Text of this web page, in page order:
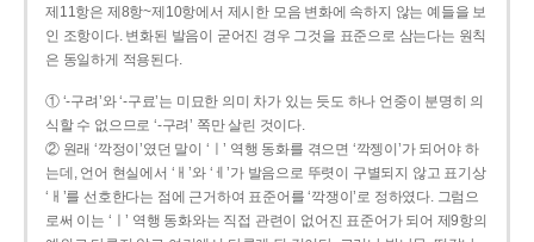
제11항은 제8항~제10항에서 제시한 모음 변화에 속하지 않는 예들을 보
인 조항이다. 변화된 발음이 굳어진 경우 그것을 표준으로 삼는다는 원칙
은 동일하게 적용된다.
① ‘-구려’와 ‘-구료’는 미묘한 의미 차가 있는 듯도 하나 언중이 분명히 의
식할 수 없으므로 ‘-구려’ 쪽만 살린 것이다.
② 원래 ‘깍정이’였던 말이 ‘ㅣ’ 역행 동화를 겪으면 ‘깍젱이’가 되어야 하
는데, 언어 현실에서 ‘ㅐ’와 ‘ㅔ’가 발음으로 뚜렷이 구별되지 않고 표기상
‘ㅐ’를 선호한다는 점에 근거하여 표준어를 ‘깍쟁이’로 정하였다. 그럼으
로써 이는 ‘ㅣ’ 역행 동화와는 직접 관련이 없어진 표준어가 되어 제9항의